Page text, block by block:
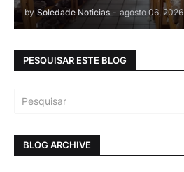
by Soledade Noticias - agosto 06, 2026
PESQUISAR ESTE BLOG
BLOG ARCHIVE